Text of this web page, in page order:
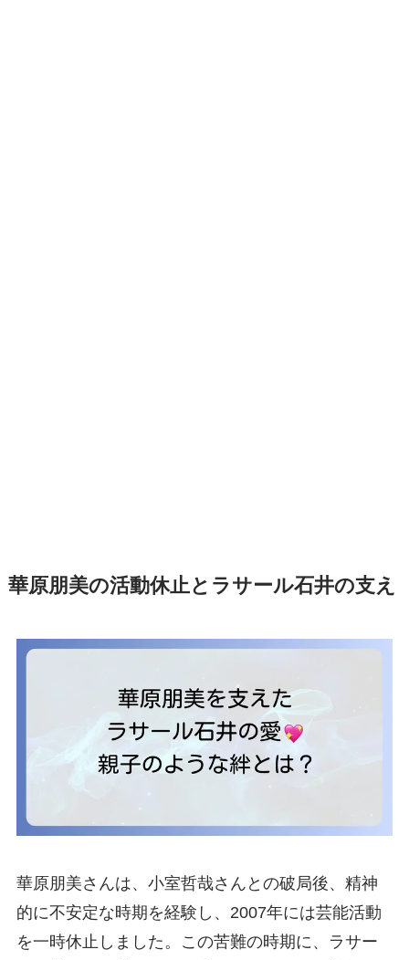
華原朋美の活動休止とラサール石井の支え
華原朋美さんは、小室哲哉さんとの破局後、精神
的に不安定な時期を経験し、2007年には芸能活動
を一時休止しました。この苦難の時期に、ラサー